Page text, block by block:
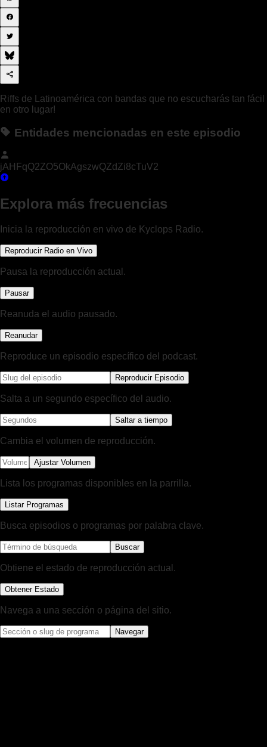
Riffs de Latinoamérica con bandas que no escucharás tan fácil
en otro lugar!
Entidades mencionadas en este episodio
jAHFqQ2ZO5OkAgszwQZdZi8cTuV2
Explora más frecuencias
Inicia la reproducción en vivo de Kyclops Radio.
Reproducir Radio en Vivo
Pausa la reproducción actual.
Pausar
Reanuda el audio pausado.
Reanudar
Reproduce un episodio específico del podcast.
Reproducir Episodio
Salta a un segundo específico del audio.
Saltar a tiempo
Cambia el volumen de reproducción.
Ajustar Volumen
Lista los programas disponibles en la parrilla.
Listar Programas
Busca episodios o programas por palabra clave.
Buscar
Obtiene el estado de reproducción actual.
Obtener Estado
Navega a una sección o página del sitio.
Navegar